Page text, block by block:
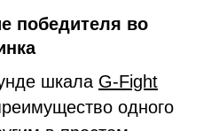
победителя во
шкала G-Fight
одного